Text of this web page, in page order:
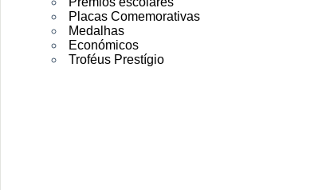
Placas Comemorativas
Medalhas
Económicos
Troféus Prestígio